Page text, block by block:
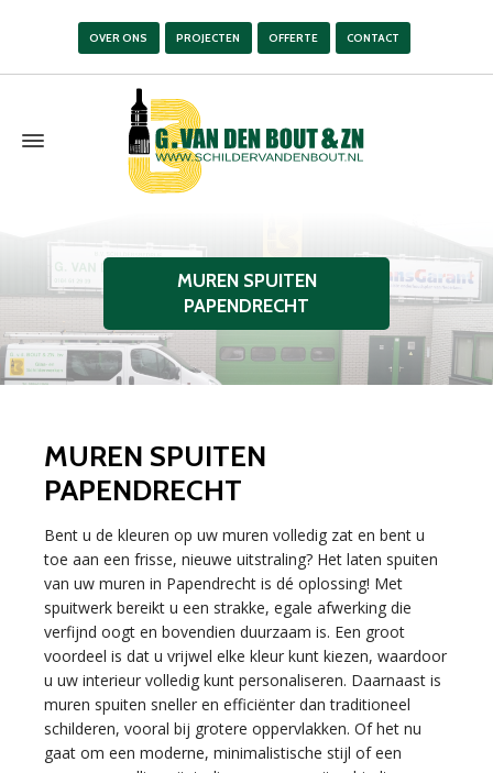
OVER ONS PROJECTEN OFFERTE CONTACT
MUREN SPUITEN
PAPENDRECHT
MUREN SPUITEN
PAPENDRECHT
Bent u de kleuren op uw muren volledig zat en bent u
toe aan een frisse, nieuwe uitstraling? Het laten spuiten
van uw muren in Papendrecht is dé oplossing! Met
spuitwerk bereikt u een strakke, egale afwerking die
verfijnd oogt en bovendien duurzaam is. Een groot
voordeel is dat u vrijwel elke kleur kunt kiezen, waardoor
u uw interieur volledig kunt personaliseren. Daarnaast is
muren spuiten sneller en efficiënter dan traditioneel
schilderen, vooral bij grotere oppervlakken. Of het nu
gaat om een moderne, minimalistische stijl of een